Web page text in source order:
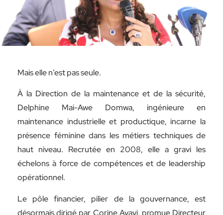
Mais elle n’est pas seule.
À la Direction de la maintenance et de la sécurité,
Delphine Mai-Awe Domwa, ingénieure en
maintenance industrielle et productique, incarne la
présence féminine dans les métiers techniques de
haut niveau. Recrutée en 2008, elle a gravi les
échelons à force de compétences et de leadership
opérationnel.
Le pôle financier, pilier de la gouvernance, est
désormais dirigé par Corine Ayayi, promue Directeur